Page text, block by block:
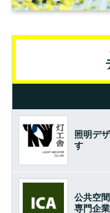
照明デ
す
公共空
専門企業